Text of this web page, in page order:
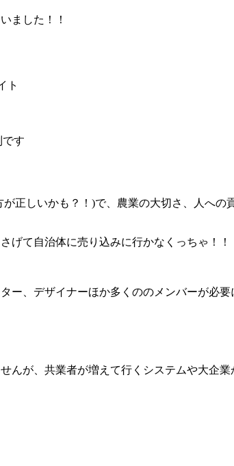
ました！！
ト
す
正しいかも？！)で、農業の大切さ、人への
げて自治体に売り込みに行かなくっちゃ！！
ー、デザイナーほか多くののメンバーが必要
んが、共業者が増えて行くシステムや大企業